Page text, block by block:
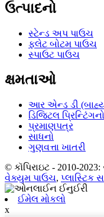
ઉત્પાદનો
સ્ટેન્ડ અપ પાઉચ
ફ્લેટ બોટમ પાઉચ
સ્પાઉટ પાઉચ
ક્ષમતાઓ
આર એન્ડ ડી
ડિજિટલ
પ્રમાણપત્ર
સાધનો
ગુણવત્તા ખાતરી
© કૉપિરાઇટ - 2010-2023:
વેક્યુમ પાઉચ, પ્લાસ્ટિક
ઈમેલ મોકલો
x